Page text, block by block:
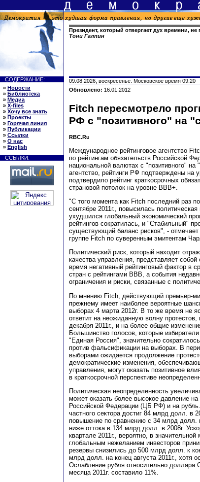
Президент, который отвергает дух времени,
Тони Галпин
СОДЕРЖАНИЕ:
» Новости
» Библиотека
» Медиа
» X-files
» Хочу все знать
» Проекты
» Горячая линия
» Публикации
» Ссылки
» О нас
» English
ССЫЛКИ:
09.08.2026, воскресенье. Московское время 09:20
Обновлено: 16.01.2012
Fitch пересмотрело
РФ с "позитивного" на
RBC.Ru
Международное рейтинговое агентство
по рейтингам обязательств Российской
национальной валютах с "позитивного"
агентство, рейтинги РФ подтверждены на
подтвердило рейтинг краткосрочных
страновой потолок на уровне ВВВ+.
"С того момента как Fitch последний раз
сентябре 2011г., повысилась
ухудшился глобальный экономический
рейтингов сократилась, и "Стабильный"
существующий баланс рисков", - отмечает
группе Fitch по суверенным эмитентам
Политический риск, который находит
качества управления, представляет
время негативный рейтинговый фактор в
стран с рейтингами BBB, а события
ограничения и риски, связанные с
По мнению Fitch, действующий премьер-
прежнему имеет наиболее вероятные
выборах 4 марта 2012г. В то же время не
ответит на неожиданную волну
декабря 2011г., и на более общие
Большинство голосов, которые
"Единая Россия", значительно
против фальсификации на выборах. В
выборами ожидается продолжение
демократические изменения,
управления, могут оказать позитивное
в краткосрочной перспективе
Политическая неопределенность
может оказать более высокое давление
Российской Федерации (ЦБ РФ) и на
частного сектора достиг 84 млрд долл. в
повышение по сравнению с 34 млрд долл.
ниже оттока в 134 млрд долл. в 2008г.
квартале 2011г., вероятно, в
глобальным нежеланием инвесторов
резервы снизились до 500 млрд долл. к
млрд долл. на конец августа 2011г., хотя
Ослабление рубля относительно
месяца 2011г. составило 11%.